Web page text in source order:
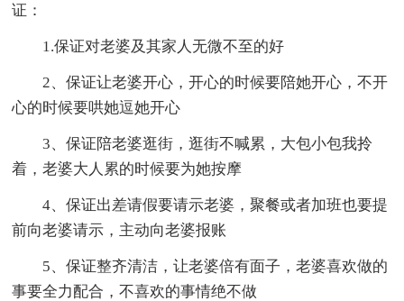
证：
1.保证对老婆及其家人无微不至的好
2、保证让老婆开心，开心的时候要陪她开心，不开
心的时候要哄她逗她开心
3、保证陪老婆逛街，逛街不喊累，大包小包我拎
着，老婆大人累的时候要为她按摩
4、保证出差请假要请示老婆，聚餐或者加班也要提
前向老婆请示，主动向老婆报账
5、保证整齐清洁，让老婆倍有面子，老婆喜欢做的
事要全力配合，不喜欢的事情绝不做